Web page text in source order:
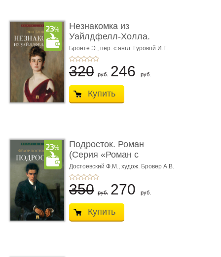
Незнакомка из
Уайлдфелл-Холла.
Роман (Серия «Р� ...
Бронте Э., пер. с англ. Гуровой И.Г.
320 руб. 246 руб.
Купить
Подросток. Роман
(Серия «Роман с
книгой»)
Достоевский Ф.М., худож. Бровер А.В.
350 руб. 270 руб.
Купить